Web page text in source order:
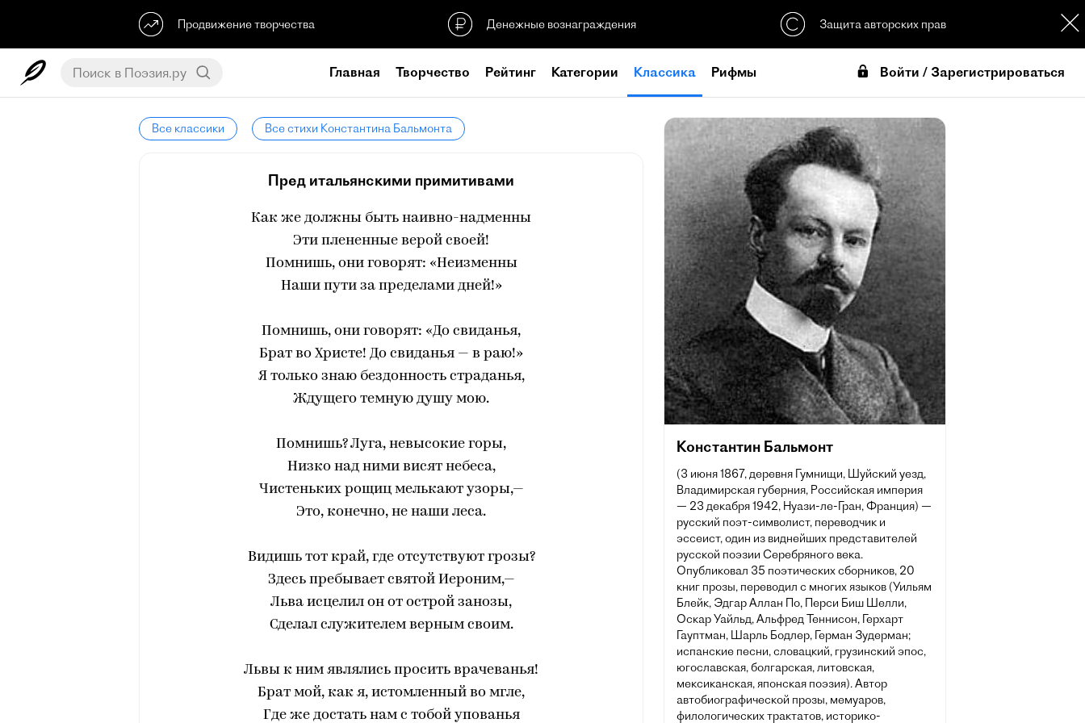
Продвижение творчества Денежные вознаграждения Защита авторских прав
Главная Творчество Рейтинг Категории Классика Рифмы Войти / Зарегистрироваться
Все классики Все стихи Константина Бальмонта
Пред итальянскими примитивами
Как же должны быть наивно-надменны
Эти плененные верой своей!
Помнишь, они говорят: «Неизменны
Наши пути за пределами дней!»
Помнишь, они говорят: «До свиданья,
Брат во Христе! До свиданья — в раю!»
Я только знаю бездонность страданья,
Ждущего темную душу мою.
Помнишь? Луга, невысокие горы,
Низко над ними висят небеса,
Чистеньких рощиц мелькают узоры,—
Это, конечно, не наши леса.
Видишь тот край, где отсутствуют грозы?
Здесь пребывает святой Иероним,—
Льва исцелил он от острой занозы,
Сделал служителем верным своим.
Львы к ним являлись просить врачеванья!
Брат мой, как я, истомленный во мгле,
Где же достать нам с тобой упованья
Константин Бальмонт
(3 июня 1867, деревня Гумнищи, Шуйский уезд,
Владимирская губерния, Российская империя
— 23 декабря 1942, Нуази-ле-Гран, Франция) —
русский поэт-символист, переводчик и
эссеист, один из виднейших представителей
русской поэзии Серебряного века.
Опубликовал 35 поэтических сборников, 20
книг прозы, переводил с многих языков (Уильям
Блейк, Эдгар Аллан По, Перси Биш Шелли,
Оскар Уайльд, Альфред Теннисон, Герхарт
Гауптман, Шарль Бодлер, Герман Зудерман;
испанские песни, словацкий, грузинский эпос,
югославская, болгарская, литовская,
мексиканская, японская поэзия). Автор
автобиографической прозы, мемуаров,
филологических трактатов, историко-